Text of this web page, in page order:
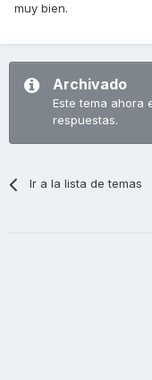
muy bien.
Archivado
Este tema ahora
respuestas.
Ir a la lista de temas